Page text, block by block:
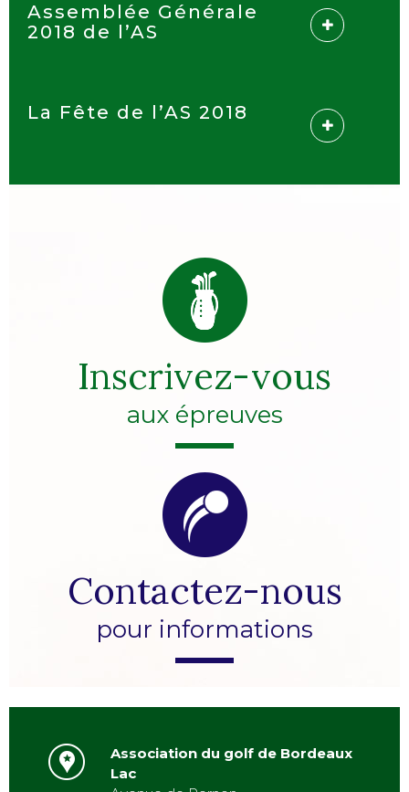
Assemblée Générale
2018 de l’AS
La Fête de l’AS 2018
Inscrivez-vous
aux épreuves
Contactez-nous
pour informations
Association du golf de Bordeaux
Lac